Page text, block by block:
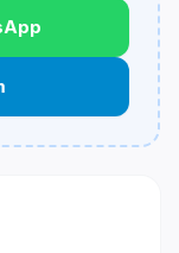
participantes
podem